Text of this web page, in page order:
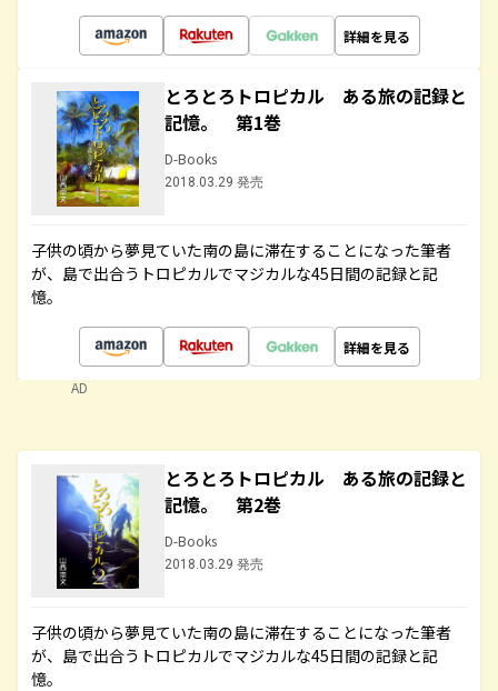
詳細を見る
とろとろトロピカル ある旅の記録と
記憶。 第1巻
D-Books
2018.03.29 発売
子供の頃から夢見ていた南の島に滞在することになった筆者
が、島で出合うトロピカルでマジカルな45日間の記録と記
憶。
詳細を見る
AD
とろとろトロピカル ある旅の記録と
記憶。 第2巻
D-Books
2018.03.29 発売
子供の頃から夢見ていた南の島に滞在することになった筆者
が、島で出合うトロピカルでマジカルな45日間の記録と記
憶。